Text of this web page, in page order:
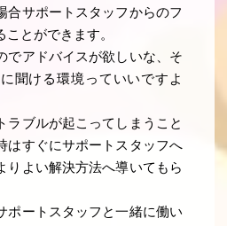
合サポートスタッフからのフ
とができます。
でアドバイスが欲しいな、そ
聞ける環境っていいですよ
ラブルが起こってしまうこと
はすぐにサポートスタッフへ
りよい解決方法へ導いてもら
ポートスタッフと一緒に働い